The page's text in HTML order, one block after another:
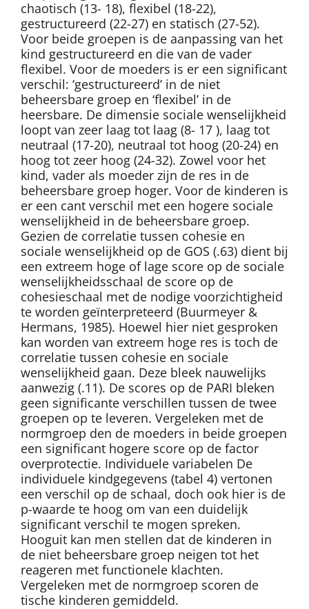
chaotisch (13- 18), flexibel (18-22),
gestructureerd (22-27) en statisch (27-52).
Voor beide groepen is de aanpassing van het
kind gestructureerd en die van de vader
flexibel. Voor de moeders is er een significant
verschil: ‘gestructureerd’ in de niet
beheersbare groep en ‘flexibel’ in de
heersbare. De dimensie sociale wenselijkheid
loopt van zeer laag tot laag (8- 17 ), laag tot
neutraal (17-20), neutraal tot hoog (20-24) en
hoog tot zeer hoog (24-32). Zowel voor het
kind, vader als moeder zijn de res in de
beheersbare groep hoger. Voor de kinderen is
er een cant verschil met een hogere sociale
wenselijkheid in de beheersbare groep.
Gezien de correlatie tussen cohesie en
sociale wenselijkheid op de GOS (.63) dient bij
een extreem hoge of lage score op de sociale
wenselijkheidsschaal de score op de
cohesieschaal met de nodige voorzichtigheid
te worden geïnterpreteerd (Buurmeyer &
Hermans, 1985). Hoewel hier niet gesproken
kan worden van extreem hoge res is toch de
correlatie tussen cohesie en sociale
wenselijkheid gaan. Deze bleek nauwelijks
aanwezig (.11). De scores op de PARI bleken
geen significante verschillen tussen de twee
groepen op te leveren. Vergeleken met de
normgroep den de moeders in beide groepen
een significant hogere score op de factor
overprotectie. Individuele variabelen De
individuele kindgegevens (tabel 4) vertonen
een verschil op de schaal, doch ook hier is de
p-waarde te hoog om van een duidelijk
significant verschil te mogen spreken.
Hooguit kan men stellen dat de kinderen in
de niet beheersbare groep neigen tot het
reageren met functionele klachten.
Vergeleken met de normgroep scoren de
tische kinderen gemiddeld.